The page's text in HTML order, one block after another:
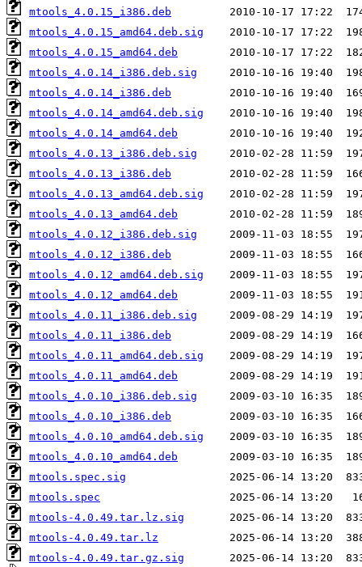
mtools_4.0.15_i386.deb
mtools_4.0.15_amd64.deb.sig
mtools_4.0.15_amd64.deb
mtools_4.0.14_i386.deb.sig
mtools_4.0.14_i386.deb
mtools_4.0.14_amd64.deb.sig
mtools_4.0.14_amd64.deb
mtools_4.0.13_i386.deb.sig
mtools_4.0.13_i386.deb
mtools_4.0.13_amd64.deb.sig
mtools_4.0.13_amd64.deb
mtools_4.0.12_i386.deb.sig
mtools_4.0.12_i386.deb
mtools_4.0.12_amd64.deb.sig
mtools_4.0.12_amd64.deb
mtools_4.0.11_i386.deb.sig
mtools_4.0.11_i386.deb
mtools_4.0.11_amd64.deb.sig
mtools_4.0.11_amd64.deb
mtools_4.0.10_i386.deb.sig
mtools_4.0.10_i386.deb
mtools_4.0.10_amd64.deb.sig
mtools_4.0.10_amd64.deb
mtools.spec.sig
mtools.spec
mtools-4.0.49.tar.lz.sig
mtools-4.0.49.tar.lz
mtools-4.0.49.tar.gz.sig